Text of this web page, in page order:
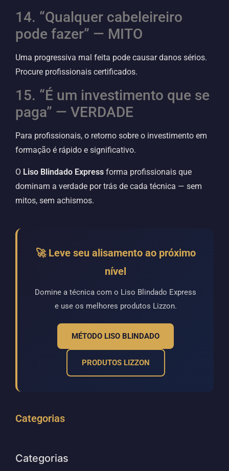
14. “Qualquer cabeleireiro
pode fazer” — MITO
Uma progressiva mal feita pode causar danos sérios.
Procure profissionais certificados.
15. “É um investimento que se
paga” — VERDADE
Para profissionais, o retorno sobre o investimento em
formação é rápido e significativo.
O Liso Blindado Express forma profissionais que
dominam a verdade por trás de cada técnica — sem
mitos, sem achismos.
🚀 Leve seu alisamento ao próximo
nível
Domine a técnica com o Liso Blindado Express
e use os melhores produtos Lizzon.
MÉTODO LISO BLINDADO
PRODUTOS LIZZON
Categorias
Categorias